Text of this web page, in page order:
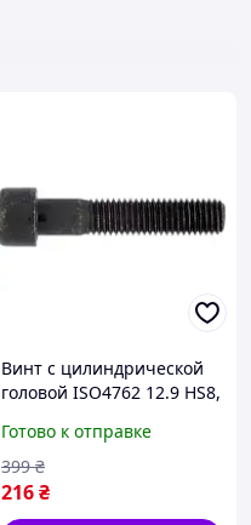
Винт с цилиндрической
головой ISO4762 12.9 HS8,
WURTH ( арт. 00831055 )
Готово к отправке
216₴
399 ₴